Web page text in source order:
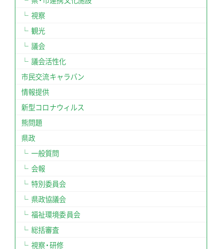
視察
観光
議会
議会活性化
市民交流キャラバン
情報提供
新型コロナウィルス
熊問題
県政
一般質問
会報
特別委員会
県政協議会
福祉環境委員会
総括審査
視察・研修